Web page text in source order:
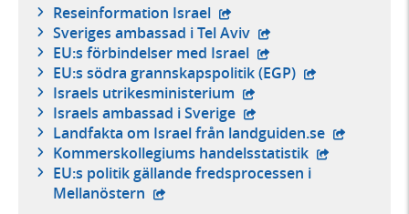
Reseinformation Israel - extern webbplats,
Sveriges ambassad i Tel Aviv - extern webbplats,
EU:s förbindelser med Israel - extern webbplats,
EU:s södra grannskapspolitik (EGP) - extern
Israels utrikesministerium - extern webbplats,
Israels ambassad i Sverige - extern webbplats,
Landfakta om Israel från landguiden.se - extern
Kommerskollegiums handelsstatistik - extern
EU:s politik gällande fredsprocessen i
Mellanöstern - extern webbplats,